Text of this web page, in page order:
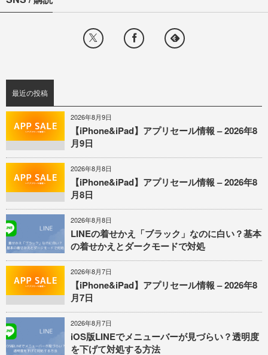
最近の投稿
2026年8月9日
【iPhone&iPad】アプリセール情報 – 2026年8
月9日
2026年8月8日
【iPhone&iPad】アプリセール情報 – 2026年8
月8日
2026年8月8日
LINEの着せかえ「ブラック」なのに白い？基本
の着せかえとダークモードで対処
2026年8月7日
【iPhone&iPad】アプリセール情報 – 2026年8
月7日
2026年8月7日
iOS版LINEでメニューバーが見づらい？透明度
を下げて対処する方法